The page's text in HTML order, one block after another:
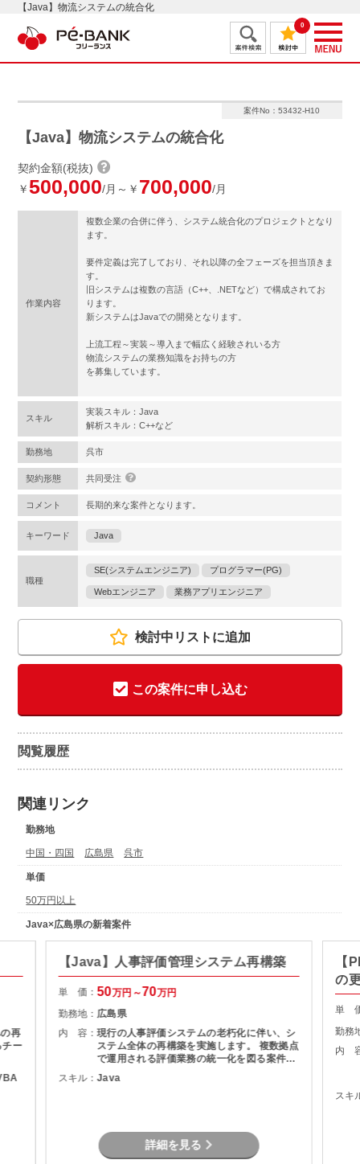
【Java】物流システムの統合化
0
案件No：53432-H10
【Java】物流システムの統合化
契約金額(税抜)
￥500,000/月～￥ 700,000/月
作業内容
複数企業の合併に伴う、システム統合化のプロジェクトとなり
ます。
要件定義は完了しており、それ以降の全フェーズを担当頂きま
す。
旧システムは複数の言語（C++、.NETなど）で構成されてお
ります。
新システムはJavaでの開発となります。
上流工程～実装～導入まで幅広く経験されいる方
物流システムの業務知識をお持ちの方
を募集しています。
スキル
実装スキル：Java
解析スキル：C++など
勤務地 呉市
契約形態 共同受注
コメント 長期的来な案件となります。
キーワード Java
職種
SE(システムエンジニア) プログラマー(PG)
Webエンジニア 業務アプリエンジニア
検討中リストに追加
この案件に申し込む
閲覧履歴
関連リンク
勤務地
中国・四国 広島県 呉市
単価
50万円以上
Java×広島県の新着案件
再
チー
【Java】人事評価管理システム再構築
単 価：50万円～70万円
勤務地： 広島県
内 容：現行の人事評価システムの老朽化に伴い、シ
ステム全体の再構築を実施します。 複数拠点
で運用される評価業務の統一化を図る案件で
スキル：Java
詳細を見る
【
の
単
勤務
内
スキ